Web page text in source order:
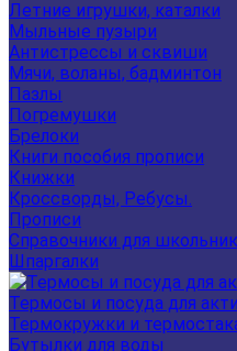
Летние игрушки, каталки
Мыльные пузыри
Антистрессы и сквиши
Мячи, воланы, бадминтон
Пазлы
Погремушки
Брелоки
Книги пособия прописи
Книжки
Кроссворды, Ребусы.
Прописи
Справочники для
Шпаргалки
Термосы и посуда для
Термокружки и
Бутылки для воды